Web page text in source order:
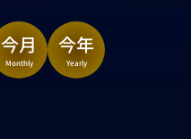
今月
Monthly
今年
Yearly